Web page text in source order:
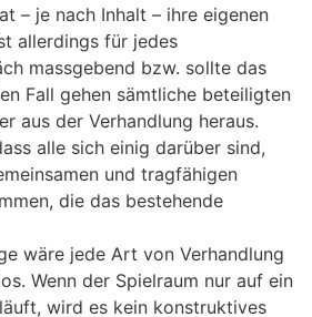
– je nach Inhalt – ihre eigenen
allerdings für jedes
massgebend bzw. sollte das
Fall gehen sämtliche beteiligten
aus der Verhandlung heraus.
alle sich einig darüber sind,
und tragfähigen
die das bestehende
wäre jede Art von Verhandlung
Wenn der Spielraum nur auf ein
wird es kein konstruktives